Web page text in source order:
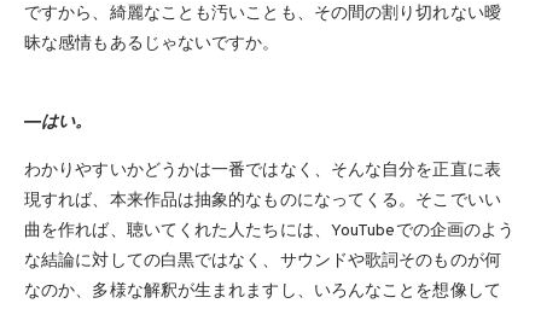
ですから、綺麗なことも汚いことも、その間の割り切れない曖
昧な感情もあるじゃないですか。
―はい。
わかりやすいかどうかは一番ではなく、そんな自分を正直に表
現すれば、本来作品は抽象的なものになってくる。そこでいい
曲を作れば、聴いてくれた人たちには、YouTubeでの企画のよう
な結論に対しての白黒ではなく、サウンドや歌詞そのものが何
なのか、多様な解釈が生まれますし、いろんなことを想像して